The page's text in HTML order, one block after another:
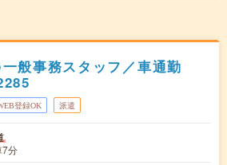
般事務スタッフ／車通勤
登録OK 派遣
7分